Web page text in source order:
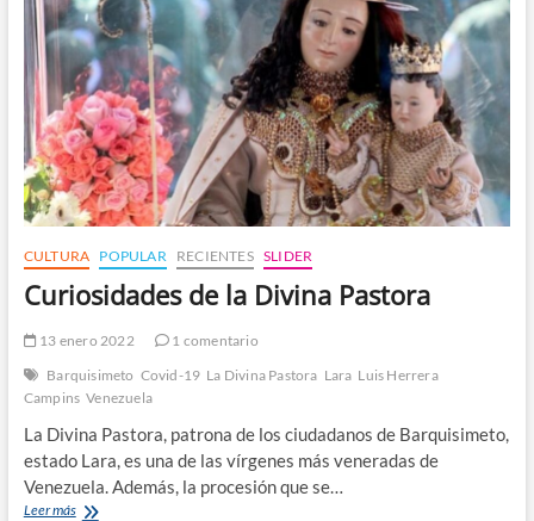
CULTURA POPULAR RECIENTES SLIDER
Curiosidades de la Divina Pastora
13 enero 2022
1 comentario
Barquisimeto Covid-19 La Divina Pastora Lara Luis Herrera
Campins Venezuela
La Divina Pastora, patrona de los ciudadanos de Barquisimeto,
estado Lara, es una de las vírgenes más veneradas de
Venezuela. Además, la procesión que se…
Leer másCuriosidades